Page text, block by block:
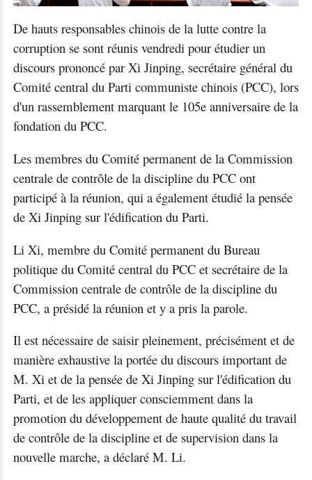
De hauts responsables chinois de la lutte contre la
corruption se sont réunis vendredi pour étudier un
discours prononcé par Xi Jinping, secrétaire général du
Comité central du Parti communiste chinois (PCC), lors
d'un rassemblement marquant le 105e anniversaire de la
fondation du PCC.
Les membres du Comité permanent de la Commission
centrale de contrôle de la discipline du PCC ont
participé à la réunion, qui a également étudié la pensée
de Xi Jinping sur l'édification du Parti.
Li Xi, membre du Comité permanent du Bureau
politique du Comité central du PCC et secrétaire de la
Commission centrale de contrôle de la discipline du
PCC, a présidé la réunion et y a pris la parole.
Il est nécessaire de saisir pleinement, précisément et de
manière exhaustive la portée du discours important de
M. Xi et de la pensée de Xi Jinping sur l'édification du
Parti, et de les appliquer consciemment dans la
promotion du développement de haute qualité du travail
de contrôle de la discipline et de supervision dans la
nouvelle marche, a déclaré M. Li.